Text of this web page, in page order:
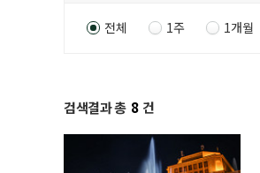
전체 1주 1개월
검색결과 총 8 건